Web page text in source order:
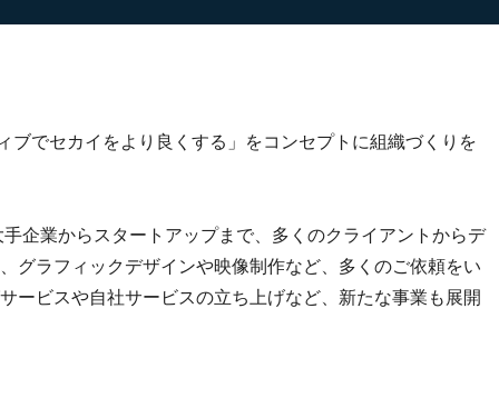
ブでセカイをより良くする」をコンセプトに組織づくりを
企業からスタートアップまで、多くのクライアントからデ
グラフィックデザインや映像制作など、多くのご依頼をい
ービスや自社サービスの立ち上げなど、新たな事業も展開